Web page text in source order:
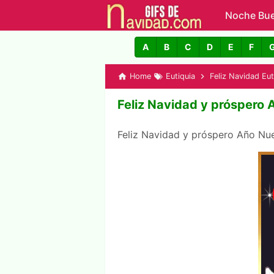
Noche
GIFs de
A B C D E F
Home Eutiquia Feliz Navidad
Feliz Navidad y próspero
Feliz Navidad y próspero Año